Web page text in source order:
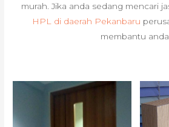
murah. Jika anda sedang mencari
HPL di daerah Pekanbaru
membantu anda.